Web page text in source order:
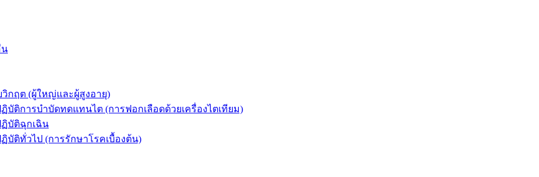
น
กฤต (ผู้ใหญ่และผู้สูงอายุ)
ติการบำบัดทดแทนไต (การฟอกเลือดด้วยเครื่องไตเทียม)
ฏิบัติฉุกเฉิน
บัติทั่วไป (การรักษาโรคเบื้องต้น)